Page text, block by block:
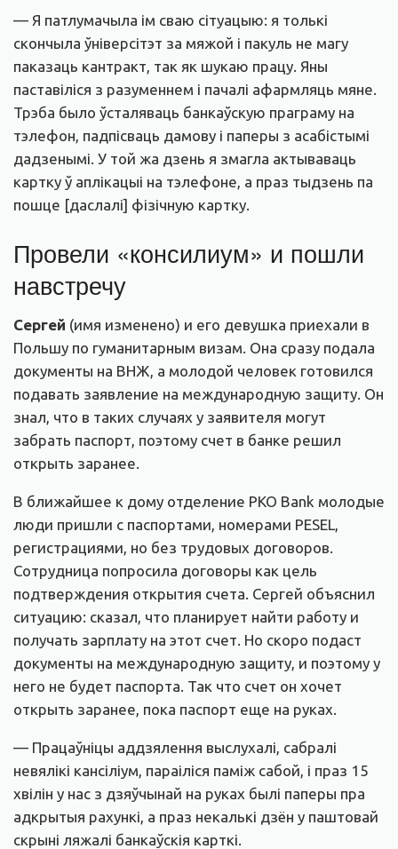
— Я патлумачыла ім сваю сітуацыю: я толькі
скончыла ўніверсітэт за мяжой і пакуль не магу
паказаць кантракт, так як шукаю працу. Яны
паставіліся з разуменнем і пачалі афармляць мяне.
Трэба было ўсталяваць банкаўскую праграму на
тэлефон, падпісваць дамову і паперы з асабістымі
дадзенымі. У той жа дзень я змагла актываваць
картку ў аплікацыі на тэлефоне, а праз тыдзень па
пошце [даслалі] фізічную картку.
Провели «консилиум» и пошли
навстречу
Сергей (имя изменено) и его девушка приехали в
Польшу по гуманитарным визам. Она сразу подала
документы на ВНЖ, а молодой человек готовился
подавать заявление на международную защиту. Он
знал, что в таких случаях у заявителя могут
забрать паспорт, поэтому счет в банке решил
открыть заранее.
В ближайшее к дому отделение РКО Bank молодые
люди пришли с паспортами, номерами PESEL,
регистрациями, но без трудовых договоров.
Сотрудница попросила договоры как цель
подтверждения открытия счета. Сергей объяснил
ситуацию: сказал, что планирует найти работу и
получать зарплату на этот счет. Но скоро подаст
документы на международную защиту, и поэтому у
него не будет паспорта. Так что счет он хочет
открыть заранее, пока паспорт еще на руках.
— Працаўніцы аддзялення выслухалі, сабралі
невялікі кансіліум, параіліся паміж сабой, і праз 15
хвілін у нас з дзяўчынай на руках былі паперы пра
адкрытыя рахункі, а праз некалькі дзён у паштовай
скрыні ляжалі банкаўскія карткі.